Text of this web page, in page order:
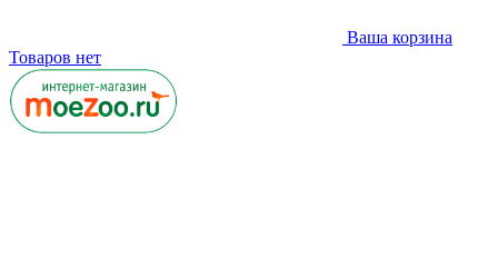
Ваша корзина
Товаров нет